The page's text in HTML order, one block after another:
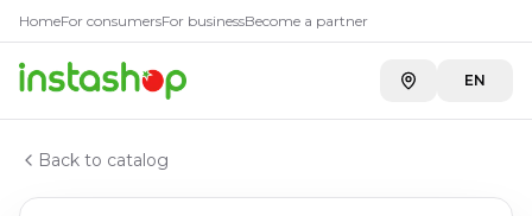
HomeFor consumersFor businessBecome a partner
EN
Back to catalog
Главная
Каталог
Тесто
СЛОЁНОЕ ТЕСТО YASMI БЕЗДРОЖЖЕВОЕ 500ГР
КупитьСЛОЁНОЕ ТЕСТО